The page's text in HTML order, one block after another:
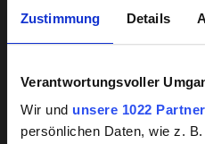
Zustimmung Details
Verantwortungsvoller
Wir und unsere 1022 Partner
persönlichen Daten, wie z.